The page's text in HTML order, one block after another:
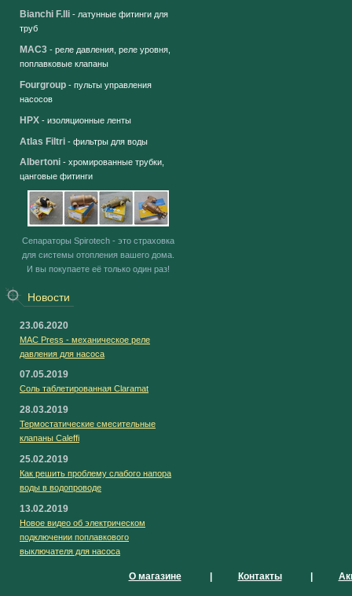
Bianchi F.lli - латунные фитинги для
труб
MAC3 - реле давления, реле уровня,
поплавковые клапаны
Fourgroup - пульты управления
насосов
HPX - изоляционные ленты
Atlas Filtri - фильтры для воды
Albertoni - хромированные трубки,
цанговые фитинги
Сепараторы Spirotech - это страховка
для системы отопления вашего дома.
И вы покупаете её только один раз!
Новости
23.06.2020
MAC Press - механическое реле
давления для насоса
07.05.2019
Соль таблетированная Claramat
28.03.2019
Термостатические смесительные
клапаны Caleffi
25.02.2019
Как решить проблему слабого напора
воды в водопроводе
13.02.2019
Новое видео об электрическом
подключении поплавкового
выключателя для насоса
О магазине | Контакты |